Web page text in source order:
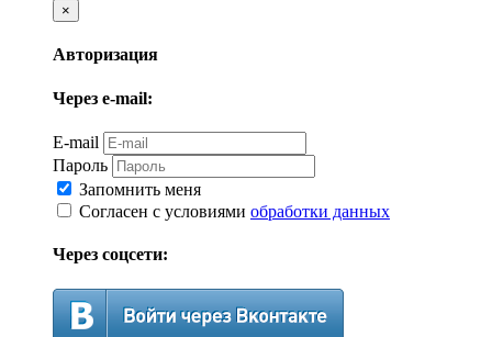
×
Авторизация
Через e-mail:
E-mail
Пароль
Запомнить меня
Согласен с условиями обработки данных
Через соцсети: